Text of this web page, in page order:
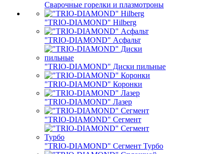
Сварочные горелки и плазмотроны
"TRIO-DIAMOND" Hilberg
"TRIO-DIAMOND" Асфальт
"TRIO-DIAMOND" Диски пильные
"TRIO-DIAMOND" Коронки
"TRIO-DIAMOND" Лазер
"TRIO-DIAMOND" Сегмент
"TRIO-DIAMOND" Сегмент Турбо